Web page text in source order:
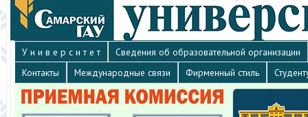
У н и в е р с и т е т
Сведения об образовательной организации
Контакты
Международные связи Фирменный стиль